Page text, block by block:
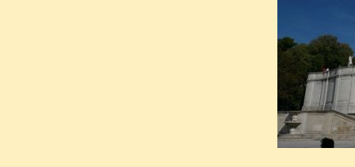
gestion, surent remplir les
Cette économie saine
déshérités avec une
Rongé par la gangrène,